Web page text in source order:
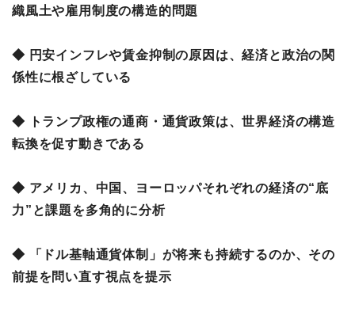
織風土や雇用制度の構造的問題
◆ 円安インフレや賃金抑制の原因は、経済と政治の関
係性に根ざしている
◆ トランプ政権の通商・通貨政策は、世界経済の構造
転換を促す動きである
◆ アメリカ、中国、ヨーロッパそれぞれの経済の“底
力”と課題を多角的に分析
◆ 「ドル基軸通貨体制」が将来も持続するのか、その
前提を問い直す視点を提示